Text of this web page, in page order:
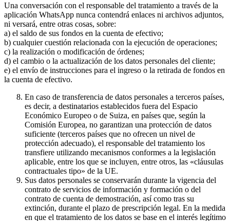
Una conversación con el responsable del tratamiento a través de la
aplicación WhatsApp nunca contendrá enlaces ni archivos adjuntos,
ni versará, entre otras cosas, sobre:
a) el saldo de sus fondos en la cuenta de efectivo;
b) cualquier cuestión relacionada con la ejecución de operaciones;
c) la realización o modificación de órdenes;
d) el cambio o la actualización de los datos personales del cliente;
e) el envío de instrucciones para el ingreso o la retirada de fondos en
la cuenta de efectivo.
En caso de transferencia de datos personales a terceros países,
es decir, a destinatarios establecidos fuera del Espacio
Económico Europeo o de Suiza, en países que, según la
Comisión Europea, no garantizan una protección de datos
suficiente (terceros países que no ofrecen un nivel de
protección adecuado), el responsable del tratamiento los
transfiere utilizando mecanismos conformes a la legislación
aplicable, entre los que se incluyen, entre otros, las «cláusulas
contractuales tipo» de la UE.
Sus datos personales se conservarán durante la vigencia del
contrato de servicios de información y formación o del
contrato de cuenta de demostración, así como tras su
extinción, durante el plazo de prescripción legal. En la medida
en que el tratamiento de los datos se base en el interés legítimo